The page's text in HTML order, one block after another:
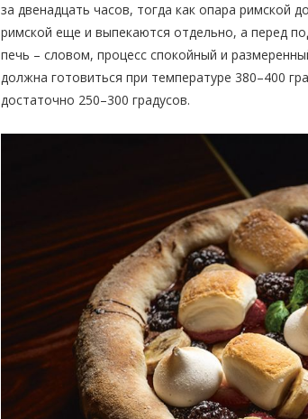
за двенадцать часов, тогда как опара римской
римской еще и выпекаются отдельно, а перед
печь – словом, процесс спокойный и
должна готовиться при температуре 380–400
достаточно 250–300 градусов.